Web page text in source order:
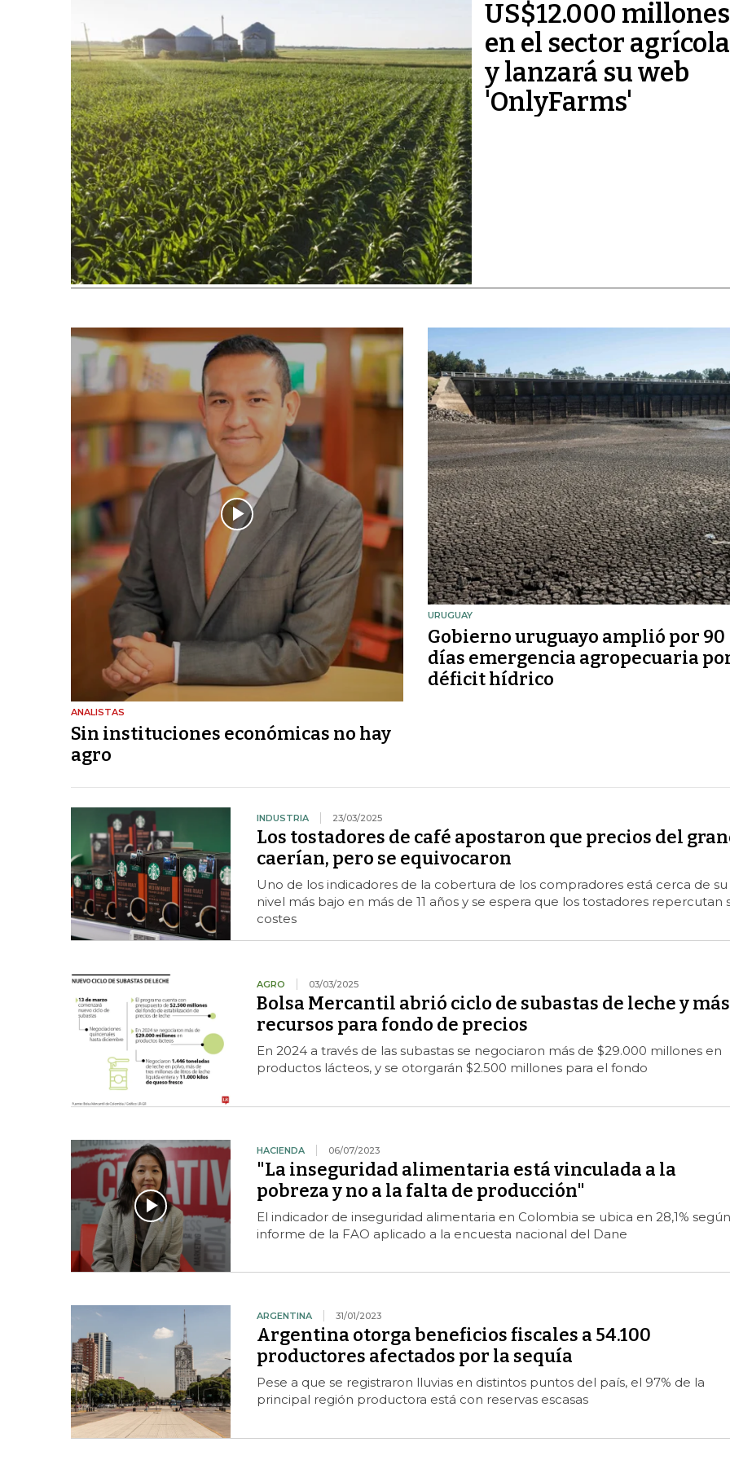
US$12.000 millones
en el sector agrícola
y lanzará su web
'OnlyFarms'
ANALISTAS
Sin instituciones económicas no hay
agro
URUGUAY
Gobierno uruguayo amplió por 90
días emergencia agropecuaria
déficit hídrico
INDUSTRIA 23/03/2025
Los tostadores de café apostaron que precios del
caerían, pero se equivocaron
Uno de los indicadores de la cobertura de los compradores está cerca de su
nivel más bajo en más de 11 años y se espera que los tostadores repercutan
costes
AGRO 03/03/2025
Bolsa Mercantil abrió ciclo de subastas de leche y más
recursos para fondo de precios
En 2024 a través de las subastas se negociaron más de $29.000 millones en
productos lácteos, y se otorgarán $2.500 millones para el fondo
HACIENDA 06/07/2023
"La inseguridad alimentaria está vinculada a la
pobreza y no a la falta de producción"
El indicador de inseguridad alimentaria en Colombia se ubica en 28,1%
informe de la FAO aplicado a la encuesta nacional del Dane
ARGENTINA 31/01/2023
Argentina otorga beneficios fiscales a 54.100
productores afectados por la sequía
Pese a que se registraron lluvias en distintos puntos del país, el 97% de la
principal región productora está con reservas escasas